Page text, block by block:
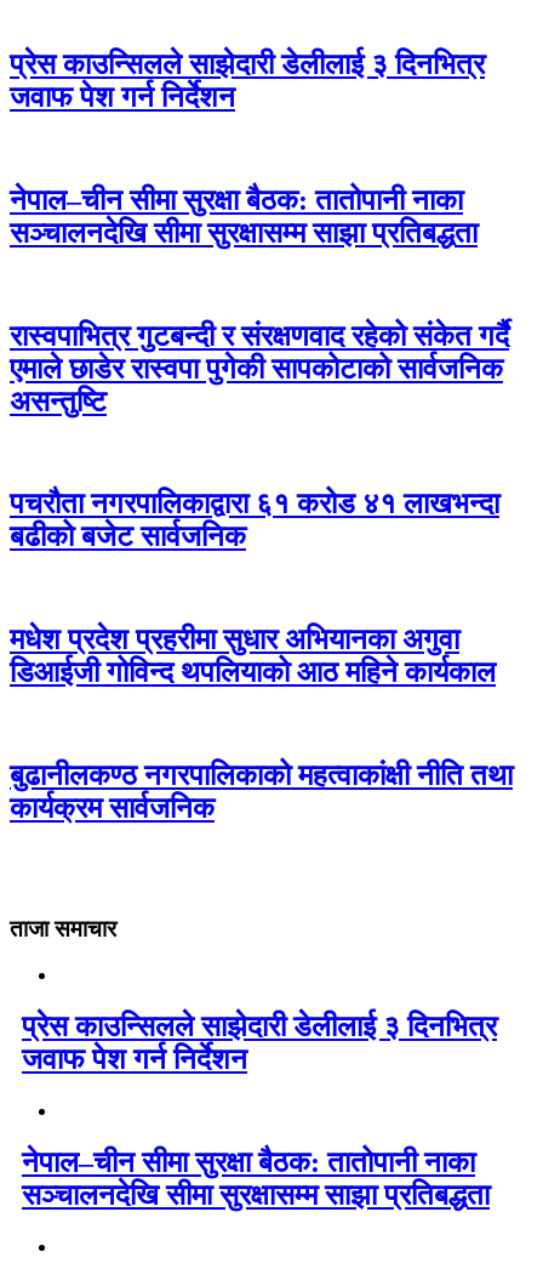
प्रेस काउन्सिलले साझेदारी डेलीलाई ३ दिनभित्र
जवाफ पेश गर्न निर्देशन
नेपाल–चीन सीमा सुरक्षा बैठक: तातोपानी नाका
सञ्चालनदेखि सीमा सुरक्षासम्म साझा प्रतिबद्धता
रास्वपाभित्र गुटबन्दी र संरक्षणवाद रहेको संकेत गर्दै
एमाले छाडेर रास्वपा पुगेकी सापकोटाको सार्वजनिक
असन्तुष्टि
पचरौता नगरपालिकाद्वारा ६१ करोड ४१ लाखभन्दा
बढीको बजेट सार्वजनिक
मधेश प्रदेश प्रहरीमा सुधार अभियानका अगुवा
डिआईजी गोविन्द थपलियाको आठ महिने कार्यकाल
बुढानीलकण्ठ नगरपालिकाको महत्वाकांक्षी नीति तथा
कार्यक्रम सार्वजनिक
ताजा समाचार
प्रेस काउन्सिलले साझेदारी डेलीलाई ३ दिनभित्र
जवाफ पेश गर्न निर्देशन
नेपाल–चीन सीमा सुरक्षा बैठक: तातोपानी नाका
सञ्चालनदेखि सीमा सुरक्षासम्म साझा प्रतिबद्धता